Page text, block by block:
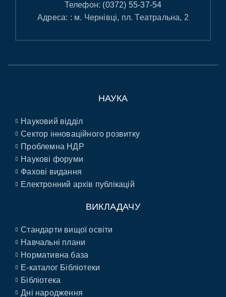
Телефон: (0372) 55-37-54
Адреса: : м. Чернівці, пл. Театральна, 2
НАУКА
Науковий відділ
Сектор інноваційного розвитку
Проблемна НДР
Наукові форуми
Фахові видання
Електронний архів публікацій
ВИКЛАДАЧУ
Стандарти вищої освіти
Навчальні плани
Нормативна база
E-каталог Бібліотеки
Бібліотека
Дні народження